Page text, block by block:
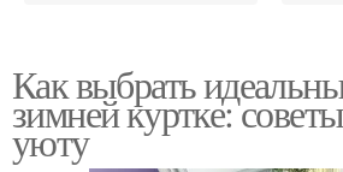
Как выбрать
зимней куртке:
уюту